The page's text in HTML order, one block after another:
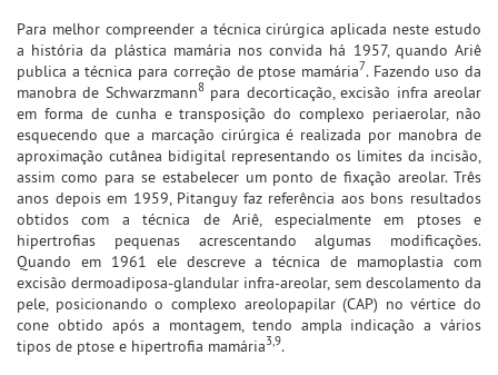
Para melhor compreender a técnica cirúrgica aplicada neste estudo
a história da plástica mamária nos convida há 1957, quando Ariê
publica a técnica para correção de ptose mamária7. Fazendo uso da
manobra de Schwarzmann8para decorticação, excisão infra areolar
em forma de cunha e transposição do complexo periaerolar, não
esquecendo que a marcação cirúrgica é realizada por manobra de
aproximação cutânea bidigital representando os limites da incisão,
assim como para se estabelecer um ponto de fixação areolar. Três
anos depois em 1959, Pitanguy faz referência aos bons resultados
obtidos com a técnica de Ariê, especialmente em ptoses e
hipertrofias pequenas acrescentando algumas modificações.
Quando em 1961 ele descreve a técnica de mamoplastia com
excisão dermoadiposa-glandular infra-areolar, sem descolamento da
pele, posicionando o complexo areolopapilar (CAP) no vértice do
cone obtido após a montagem, tendo ampla indicação a vários
tipos de ptose e hipertrofia mamária3,9.